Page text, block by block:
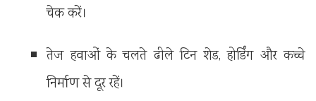
चेक करें।
तेज हवाओं के चलते ढीले टिन शेड, होर्डिंग और कच्चे
निर्माण से दूर रहें।